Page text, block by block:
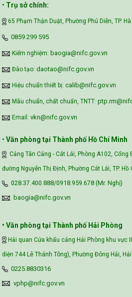
Vietnam Center for
• Trụ sở chính:
65 Phạm Thận Duật, Phường Phú Diễn, TP. Hà
‪0859 299 595‬
Kiểm nghiệm: baogia@nifc.gov.vn
Đào tạo: daotao@nifc.gov.vn
Hiệu chuẩn thiết bị: calib@nifc.gov.vn
Mẫu chuẩn, chất chuẩn, TNTT:
Email: vkn@nifc.gov.vn
• Văn phòng tại Thành phố Hồ Chí Minh
Cảng Tân Cảng - Cát Lái, Phòng A102, Cổng
đường Nguyễn Thị Định, Phường Cát Lái, TP. Hồ
028.37.400.888/0918.959.678 (Mr. Nghị)
baogia@nifc.gov.vn
• Văn phòng tại Thành phố Hải Phòng
Hải quan Cửa khẩu cảng Hải Phòng khu vực
diện 744 Lê Thánh Tông), Phường Đông Hải,
0225.8830316
vphp@nifc.gov.vn